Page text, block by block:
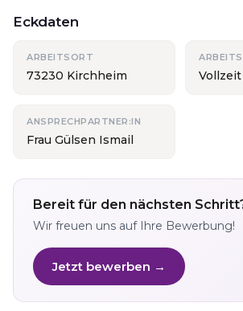
Eckdaten
ARBEITSORT
73230 Kirchheim Vollzeit
ANSPRECHPARTNER:IN
Frau Gülsen Ismail
Bereit für den nächsten
Wir freuen uns auf Ihre Bewerbung!
Jetzt bewerben →